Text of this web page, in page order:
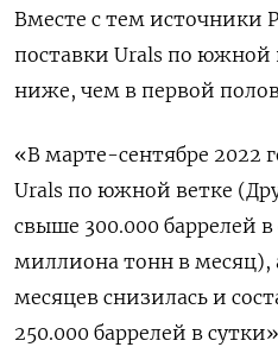
Вместе с тем источники
поставки Urals по южной
ниже, чем в первой
«В марте-сентябре 2022
Urals по южной ветке
свыше 300.000 баррелей в
миллиона тонн в месяц),
месяцев снизилась и
250.000 баррелей в